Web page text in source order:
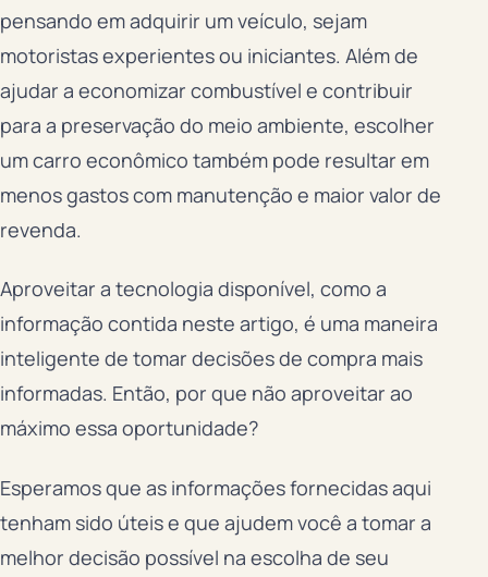
pensando em adquirir um veículo, sejam
motoristas experientes ou iniciantes. Além de
ajudar a economizar combustível e contribuir
para a preservação do meio ambiente, escolher
um carro econômico também pode resultar em
menos gastos com manutenção e maior valor de
revenda.
Aproveitar a tecnologia disponível, como a
informação contida neste artigo, é uma maneira
inteligente de tomar decisões de compra mais
informadas. Então, por que não aproveitar ao
máximo essa oportunidade?
Esperamos que as informações fornecidas aqui
tenham sido úteis e que ajudem você a tomar a
melhor decisão possível na escolha de seu